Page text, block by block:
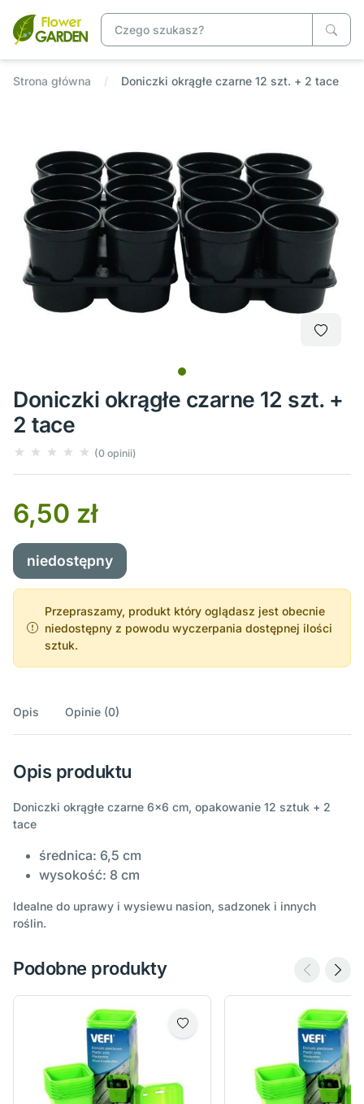
Strona główna Doniczki okrągłe czarne 12 szt. + 2 tace
Doniczki okrągłe czarne 12 szt. +
2 tace
(0 opinii)
6,50 zł
niedostępny
Przepraszamy, produkt który oglądasz jest obecnie
niedostępny z powodu wyczerpania dostępnej ilości
sztuk.
Opis Opinie (0)
Opis produktu
Doniczki okrągłe czarne 6x6 cm, opakowanie 12 sztuk + 2
tace
średnica: 6,5 cm
wysokość: 8 cm
Idealne do uprawy i wysiewu nasion, sadzonek i innych
roślin.
Podobne produkty